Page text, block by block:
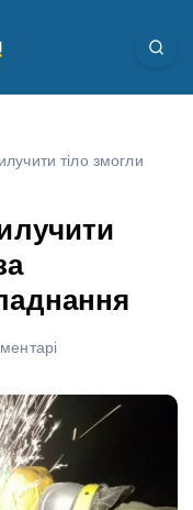
тіло змогли